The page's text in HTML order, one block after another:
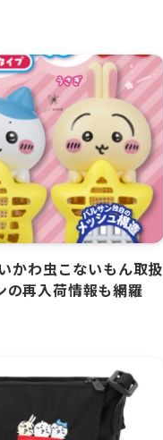
かわ虫こないもん取扱
の再入荷情報も網羅